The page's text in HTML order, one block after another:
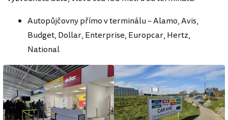
Autopůjčovny přímo v terminálu – Alamo, Avis,
Budget, Dollar, Enterprise, Europcar, Hertz,
National